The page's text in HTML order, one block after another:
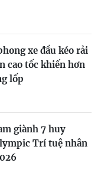
xe đầu kéo rải
cao tốc khiến hơn
lốp
giành 7 huy
Trí tuệ nhân